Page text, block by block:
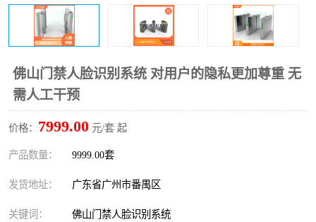
佛山门禁人脸识别系统 对用户的隐私更加尊重 无
需人工干预
价格： 7999.00 元/套 起
产品数量： 9999.00套
发货地址： 广东省广州市番禺区
关键词： 佛山门禁人脸识别系统